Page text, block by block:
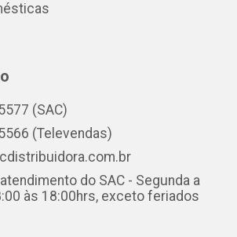
(SAC)
(Televendas)
do SAC - Segunda a
às 18:00hrs, exceto feriados